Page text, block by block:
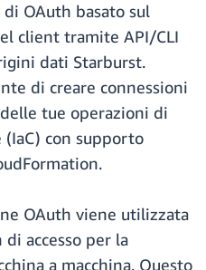
OAuth basato sul
client tramite API/CLI
dati Starburst.
di creare connessioni
tue operazioni di
(IaC) con supporto
OAuth viene utilizzata
accesso per la
a macchina. Questo